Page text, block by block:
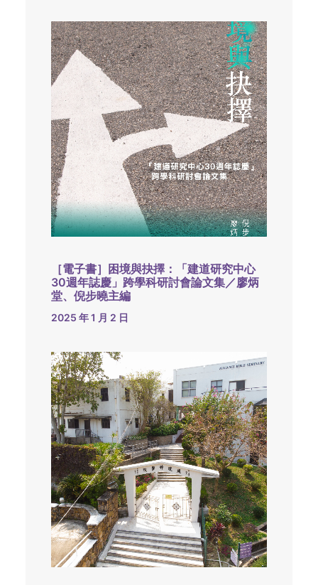
［電子書］困境與抉擇：「建道研究中心
30週年誌慶」跨學科研討會論文集／廖炳
堂、倪步曉主編
2025 年 1 月 2 日